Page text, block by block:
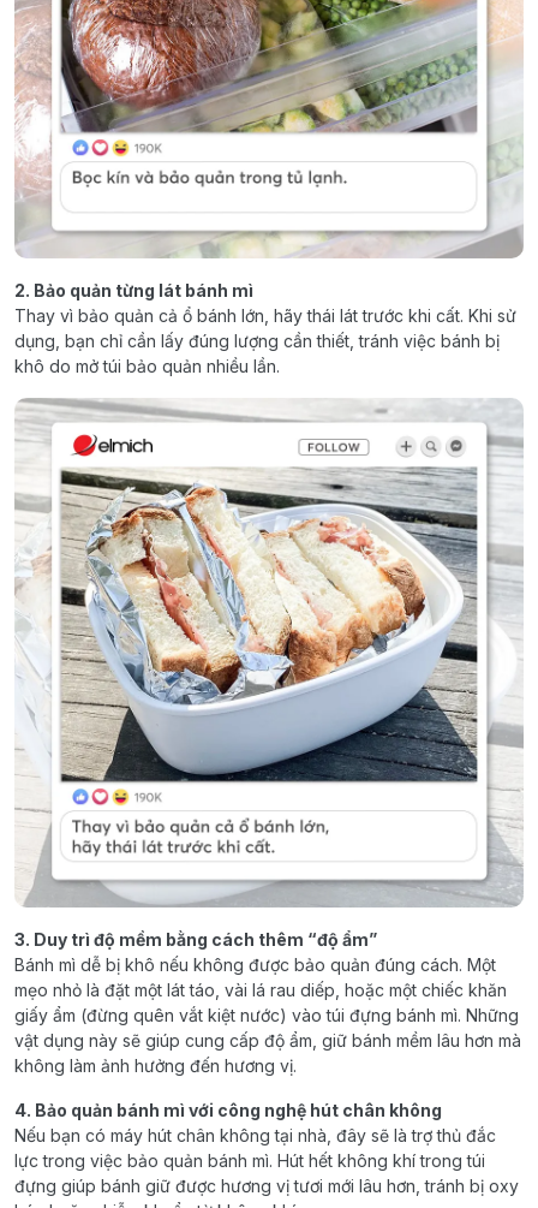
2. Bảo quản từng lát bánh mì
Thay vì bảo quản cả ổ bánh lớn, hãy thái lát trước khi cất. Khi sử
dụng, bạn chỉ cần lấy đúng lượng cần thiết, tránh việc bánh bị
khô do mở túi bảo quản nhiều lần.
3. Duy trì độ mềm bằng cách thêm “độ ẩm”
Bánh mì dễ bị khô nếu không được bảo quản đúng cách. Một
mẹo nhỏ là đặt một lát táo, vài lá rau diếp, hoặc một chiếc khăn
giấy ẩm (đừng quên vắt kiệt nước) vào túi đựng bánh mì. Những
vật dụng này sẽ giúp cung cấp độ ẩm, giữ bánh mềm lâu hơn mà
không làm ảnh hưởng đến hương vị.
4. Bảo quản bánh mì với công nghệ hút chân không
Nếu bạn có máy hút chân không tại nhà, đây sẽ là trợ thủ đắc
lực trong việc bảo quản bánh mì. Hút hết không khí trong túi
đựng giúp bánh giữ được hương vị tươi mới lâu hơn, tránh bị oxy